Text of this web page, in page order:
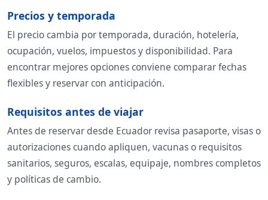
Precios y temporada
El precio cambia por temporada, duración, hotelería,
ocupación, vuelos, impuestos y disponibilidad. Para
encontrar mejores opciones conviene comparar fechas
flexibles y reservar con anticipación.
Requisitos antes de viajar
Antes de reservar desde Ecuador revisa pasaporte, visas o
autorizaciones cuando apliquen, vacunas o requisitos
sanitarios, seguros, escalas, equipaje, nombres completos
y políticas de cambio.